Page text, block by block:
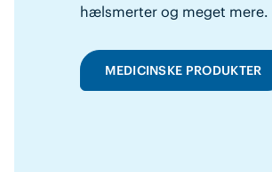
hælsmerter og meget mere.
MEDICINSKE PRODUKTER